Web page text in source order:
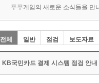
푸푸게임의 새로운 소식들을 만
전체 일반 점검 보도자료
KB국민카드 결제 시스템 점검 안내